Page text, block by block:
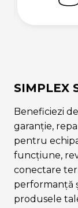
SIMPLEX
Beneficiezi
garanție,
pentru
funcțiune,
conectare
performanță
produsele